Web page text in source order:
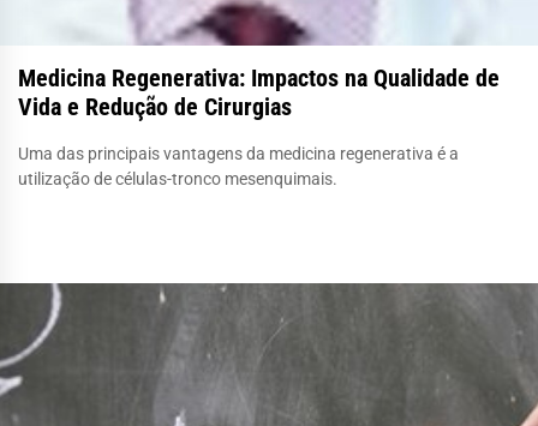
Medicina Regenerativa: Impactos na Qualidade de
Vida e Redução de Cirurgias
Uma das principais vantagens da medicina regenerativa é a
utilização de células-tronco mesenquimais.